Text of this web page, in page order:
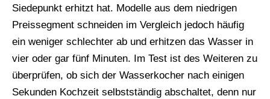
Siedepunkt erhitzt hat. Modelle aus dem niedrigen
Preissegment schneiden im Vergleich jedoch häufig
ein weniger schlechter ab und erhitzen das Wasser in
vier oder gar fünf Minuten. Im Test ist des Weiteren zu
überprüfen, ob sich der Wasserkocher nach einigen
Sekunden Kochzeit selbstständig abschaltet, denn nur